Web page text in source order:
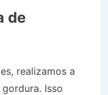
de
realizamos a
Isso